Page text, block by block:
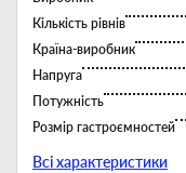
Кількість рівнів
Країна-виробник
Напруга
Потужність
Розмір гастроємностей
Розміри
Всі характеристики